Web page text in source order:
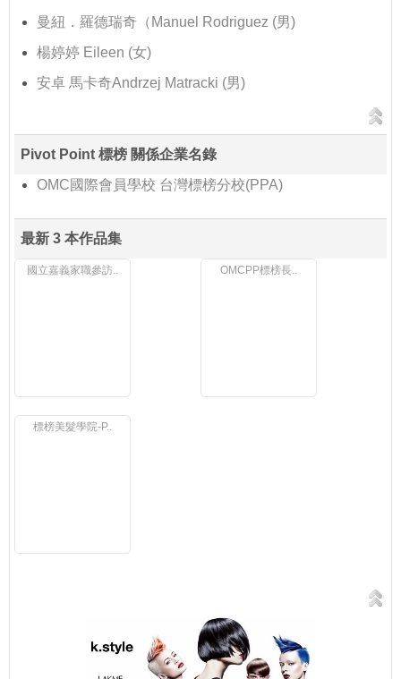
曼紐．羅德瑞奇（Manuel Rodriguez (男)
楊婷婷 Eileen (女)
安卓 馬卡奇Andrzej Matracki (男)
Pivot Point 標榜 關係企業名錄
OMC國際會員學校 台灣標榜分校(PPA)
最新 3 本作品集
國立嘉義家職參訪.. OMCPP標榜長..
標榜美髮學院-P..